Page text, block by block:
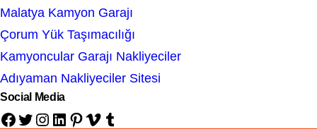
Malatya Kamyon Garajı
Çorum Yük Taşımacılığı
Kamyoncular Garajı Nakliyeciler
Adıyaman Nakliyeciler Sitesi
Social Media
Facebook Twitter Instagram LinkedIn Pinterest Vimeo Tumblr